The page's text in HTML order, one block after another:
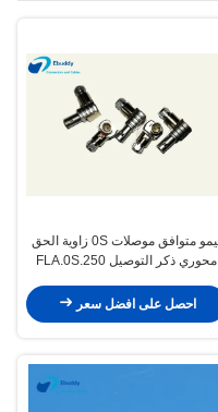
ليمو متوافق موصلات 0S زاوية الحق
محوري ذكر التوصيل FLA.0S.250
احصل على افضل سعر